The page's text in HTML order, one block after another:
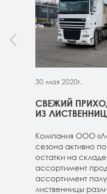
30 мая 2020г.
СВЕЖИЙ
ИЗ
Компания ООО
сезона активно
остатки на
ассортимент
ассортимент
лиственницы